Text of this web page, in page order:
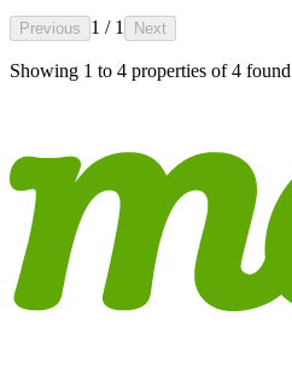
Previous 1 / 1 Next
Showing 1 to 4 properties of4 found